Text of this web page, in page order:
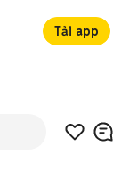
Tải app